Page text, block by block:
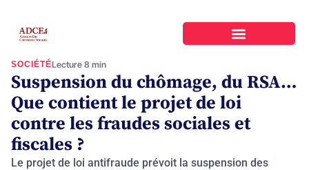
SOCIÉTÉLecture 8 min
Suspension du chômage, du RSA…
Que contient le projet de loi
contre les fraudes sociales et
fiscales ?
Le projet de loi antifraude prévoit la suspension des